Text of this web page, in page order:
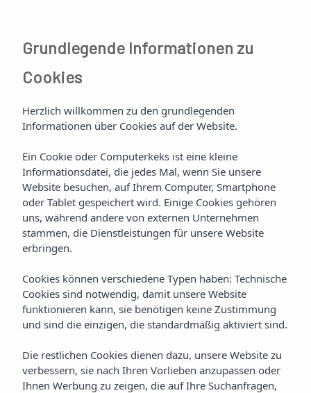
Grundlegende Informationen zu
Cookies
Herzlich willkommen zu den grundlegenden
Informationen über Cookies auf der Website.
Ein Cookie oder Computerkeks ist eine kleine
Informationsdatei, die jedes Mal, wenn Sie unsere
Website besuchen, auf Ihrem Computer, Smartphone
oder Tablet gespeichert wird. Einige Cookies gehören
uns, während andere von externen Unternehmen
stammen, die Dienstleistungen für unsere Website
erbringen.
Cookies können verschiedene Typen haben: Technische
Cookies sind notwendig, damit unsere Website
funktionieren kann, sie benötigen keine Zustimmung
und sind die einzigen, die standardmäßig aktiviert sind.
Die restlichen Cookies dienen dazu, unsere Website zu
verbessern, sie nach Ihren Vorlieben anzupassen oder
Ihnen Werbung zu zeigen, die auf Ihre Suchanfragen,